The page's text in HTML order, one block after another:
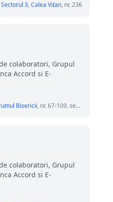
Sectorul 3,Calea Vitan, nr. 236
colaboratori, Grupul
Accord si E-
Bisericii, nr. 67-109, sector 4
colaboratori, Grupul
Accord si E-